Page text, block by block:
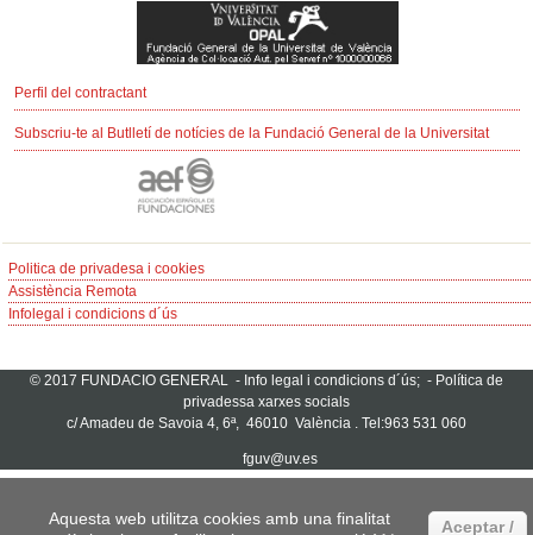
Perfil del contractant
Subscriu-te al Butlletí de notícies de la Fundació General de la Universitat
Politica de privadesa i cookies
Assistència Remota
Infolegal i condicions d´ús
© 2017 FUNDACIO GENERAL - Info legal i condicions d´ús; - Política de
privadessa xarxes socials
c/ Amadeu de Savoia 4, 6ª, 46010 València . Tel:963 531 060
fguv@uv.es
Aquesta web utilitza cookies amb una finalitat
Aceptar /